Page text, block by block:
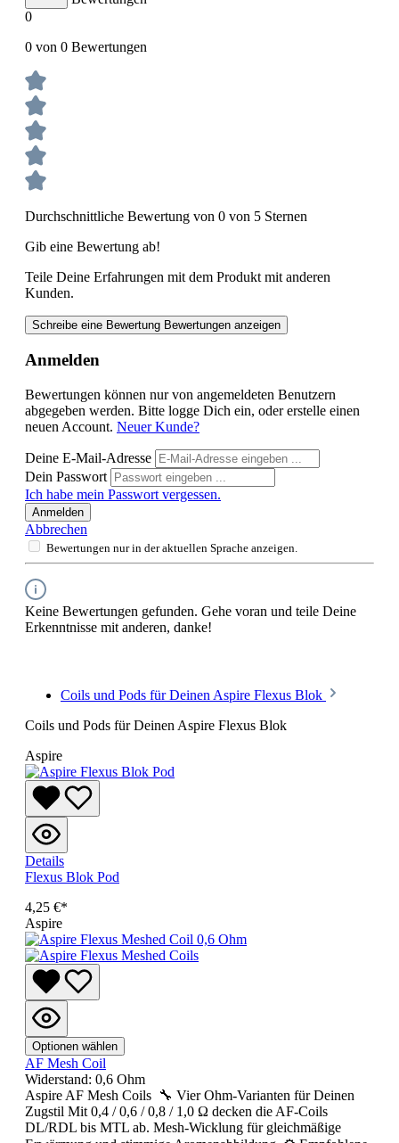
0
0 von 0 Bewertungen
Durchschnittliche Bewertung von 0 von 5 Sternen
Gib eine Bewertung ab!
Teile Deine Erfahrungen mit dem Produkt mit anderen
Kunden.
Schreibe eine Bewertung Bewertungen anzeigen
Anmelden
Bewertungen können nur von angemeldeten Benutzern
abgegeben werden. Bitte logge Dich ein, oder erstelle einen
neuen Account. Neuer Kunde?
Deine E-Mail-Adresse
Dein Passwort
Ich habe mein Passwort vergessen.
Anmelden
Abbrechen
Bewertungen nur in der aktuellen Sprache anzeigen.
Keine Bewertungen gefunden. Gehe voran und teile Deine
Erkenntnisse mit anderen, danke!
Coils und Pods für Deinen Aspire Flexus Blok
Coils und Pods für Deinen Aspire Flexus Blok
Aspire
Details
Flexus Blok Pod
4,25 €*
Aspire
Optionen wählen
AF Mesh Coil
Widerstand: 0,6 Ohm
Aspire AF Mesh Coils 🔧 Vier Ohm-Varianten für Deinen
Zugstil Mit 0,4 / 0,6 / 0,8 / 1,0 Ω decken die AF-Coils
DL/RDL bis MTL ab. Mesh-Wicklung für gleichmäßige